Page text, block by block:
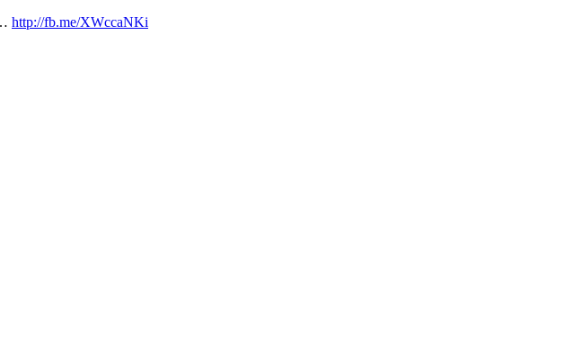
http://fb.me/XWccaNKi